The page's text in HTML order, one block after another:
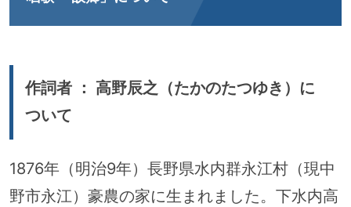
作詞者 ： 高野辰之（たかのたつゆき）に
ついて
1876年（明治9年）長野県水内群永江村（現中
野市永江）豪農の家に生まれました。下水内高